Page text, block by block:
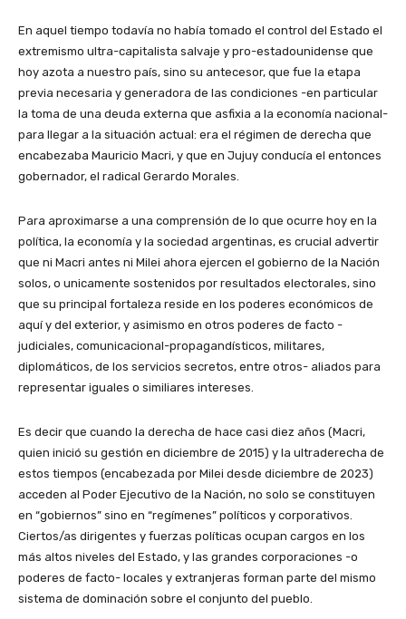
En aquel tiempo todavía no había tomado el control del Estado el
extremismo ultra-capitalista salvaje y pro-estadounidense que
hoy azota a nuestro país, sino su antecesor, que fue la etapa
previa necesaria y generadora de las condiciones -en particular
la toma de una deuda externa que asfixia a la economía nacional-
para llegar a la situación actual: era el régimen de derecha que
encabezaba Mauricio Macri, y que en Jujuy conducía el entonces
gobernador, el radical Gerardo Morales.
Para aproximarse a una comprensión de lo que ocurre hoy en la
política, la economía y la sociedad argentinas, es crucial advertir
que ni Macri antes ni Milei ahora ejercen el gobierno de la Nación
solos, o unicamente sostenidos por resultados electorales, sino
que su principal fortaleza reside en los poderes económicos de
aquí y del exterior, y asimismo en otros poderes de facto -
judiciales, comunicacional-propagandísticos, militares,
diplomáticos, de los servicios secretos, entre otros- aliados para
representar iguales o similiares intereses.
Es decir que cuando la derecha de hace casi diez años (Macri,
quien inició su gestión en diciembre de 2015) y la ultraderecha de
estos tiempos (encabezada por Milei desde diciembre de 2023)
acceden al Poder Ejecutivo de la Nación, no solo se constituyen
en “gobiernos” sino en “regímenes” políticos y corporativos.
Ciertos/as dirigentes y fuerzas políticas ocupan cargos en los
más altos niveles del Estado, y las grandes corporaciones -o
poderes de facto- locales y extranjeras forman parte del mismo
sistema de dominación sobre el conjunto del pueblo.